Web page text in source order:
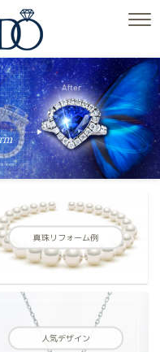
真珠リフォーム例
人気デザイン